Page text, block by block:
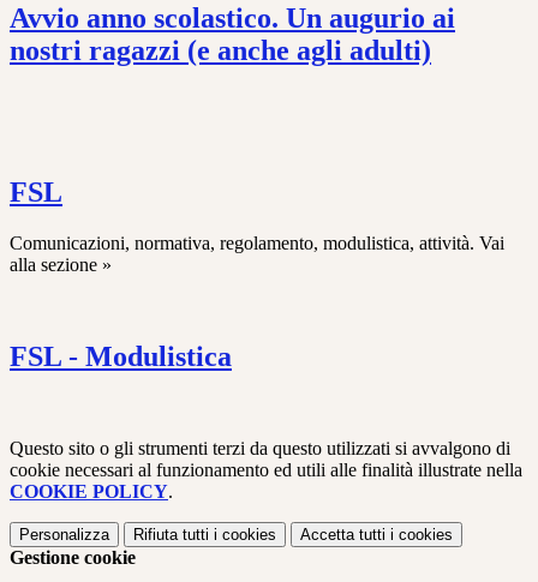
Avvio anno scolastico. Un augurio ai
nostri ragazzi (e anche agli adulti)
FSL
Comunicazioni, normativa, regolamento, modulistica, attività. Vai
alla sezione »
FSL - Modulistica
Questo sito o gli strumenti terzi da questo utilizzati si avvalgono di
cookie necessari al funzionamento ed utili alle finalità illustrate nella
COOKIE POLICY.
Personalizza Rifiuta tutti i cookies Accetta tutti i cookies
Gestione cookie